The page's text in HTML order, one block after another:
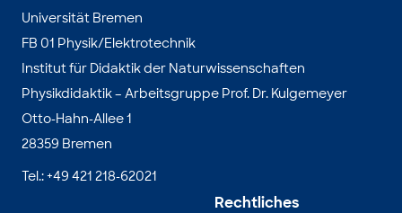
Universität Bremen
FB 01 Physik/Elektrotechnik
Institut für Didaktik der Naturwissenschaften
Physikdidaktik – Arbeitsgruppe Prof. Dr. Kulgemeyer
Otto-Hahn-Allee 1
28359 Bremen
Tel.: +49 421 218-62021
Rechtliches